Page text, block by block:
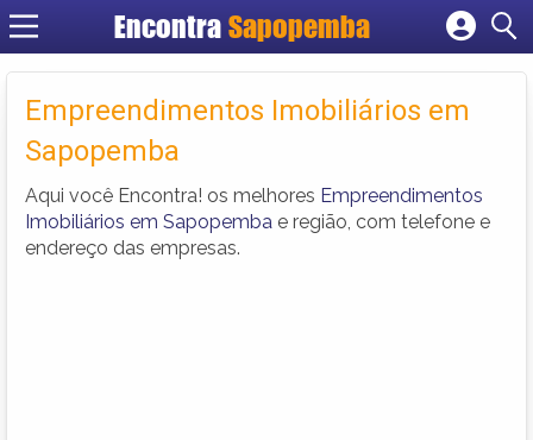
Encontra Sapopemba
Cadastrar empresa
Criar conta
Empreendimentos Imobiliários em
Sapopemba
Aqui você Encontra! os melhores Empreendimentos
Imobiliários em Sapopemba e região, com telefone e
endereço das empresas.